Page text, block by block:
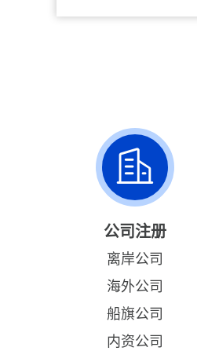
公司注册
离岸公司
海外公司
船旗公司
内资公司